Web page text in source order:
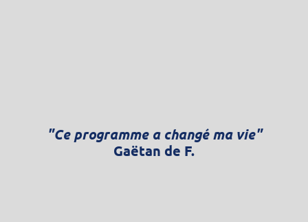
"Ce programme a changé ma vie"
Gaëtan de F.